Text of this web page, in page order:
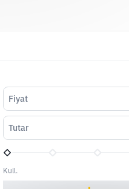
Fiyat
Tutar
Kull.